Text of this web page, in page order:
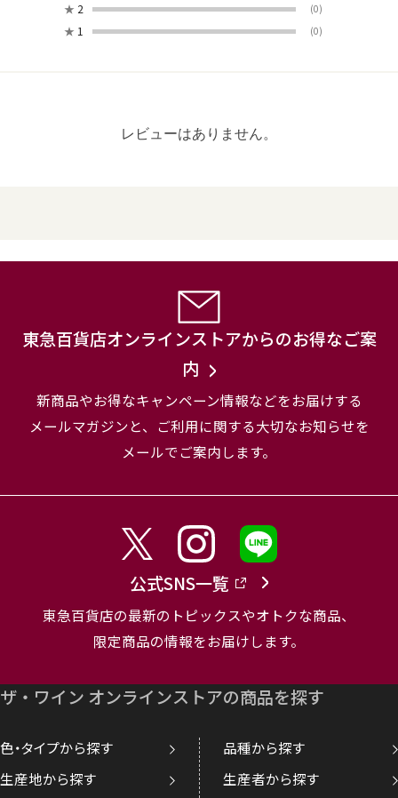
★ 2 (0)
★ 1 (0)
レビューはありません。
東急百貨店オンラインストアからのお得なご案
内
新商品やお得なキャンペーン情報などをお届けする
メールマガジンと、
ご利用に関する大切なお知らせを
メールでご案内します。
公式SNS一覧
東急百貨店の最新のトピックスやオトクな商品、
限定商品の情報をお届けします。
ザ・ワイン オンラインストアの商品を探す
色・タイプから探す
品種から探す
生産地から探す
生産者から探す